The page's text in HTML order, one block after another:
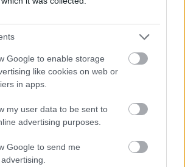
Google to enable storage
like cookies on web or
in apps.
my user data to be sent to
advertising purposes.
Google to send me
visu sīki
jūs
Cilvēkus aizrāvis ātrs
Ziņot